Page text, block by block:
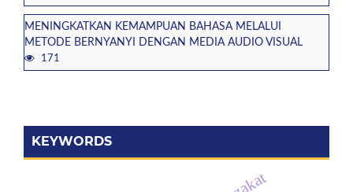
MENINGKATKAN KEMAMPUAN BAHASA MELALUI
METODE BERNYANYI DENGAN MEDIA AUDIO VISUAL
171
KEYWORDS